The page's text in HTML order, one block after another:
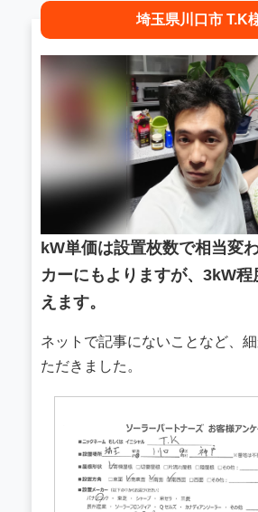
埼玉県川口市 T.K
kW単価は設置枚数で相当変
カーにもよりますが、3kW程
えます。
ネットで記事にないことなど、
ただきました。